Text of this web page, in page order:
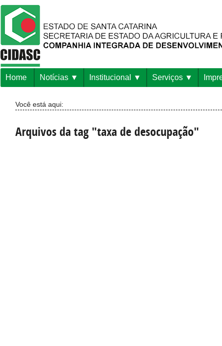
Home Notícias Institucional Serviços
Você está aqui:
Arquivos da tag "taxa de desocupação"